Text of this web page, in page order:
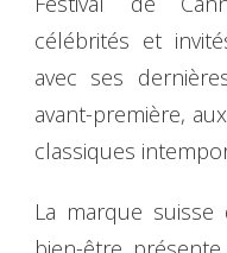
célébrités et
avec ses
avant-première,
classiques
La marque